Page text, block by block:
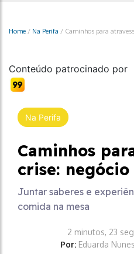
Home / Na Perifa / Caminhos para
Conteúdo patrocinado por
Na Perifa
Caminhos
crise:
Juntar saberes e
comida na mesa
2 minutos, 23
Por: Eduarda